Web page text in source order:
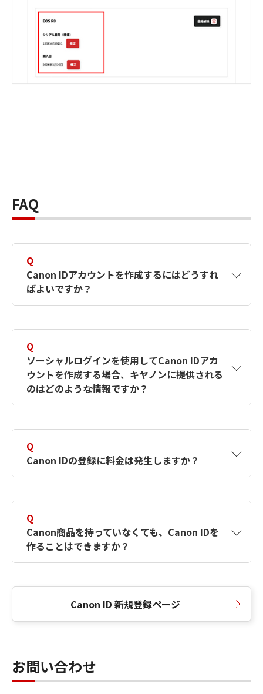
FAQ
Q
Canon IDアカウントを作成するにはどうすれ
ばよいですか？
す。詳しい作成方法は【カメラ】Canon IDとは
何ですか？Canon IDの作成方法は？をご確認く
ださい。
Q
ソーシャルログインを使用してCanon IDアカ
ウントを作成する場合、キヤノンに提供される
のはどのような情報ですか？
択したサービスから取得します。アカウントを
簡単に作成できるように、この情報を使用して
Canon IDの登録フォームを入力します。
Q
Canon IDの登録に料金は発生しますか？
Q
Canon商品を持っていなくても、Canon IDを
作ることはできますか？
Canon ID 新規登録ページ
お問い合わせ